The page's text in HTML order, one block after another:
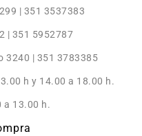
| 351 3537383
| 351 5952787
3240 | 351 3783385
h y 14.00 a 18.00 h.
a 13.00 h.